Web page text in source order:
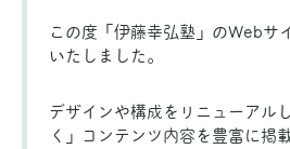
この度「伊藤幸弘塾」のWebサ
いたしました。
デザインや構成をリニューアル
く」コンテンツ内容を豊富に掲